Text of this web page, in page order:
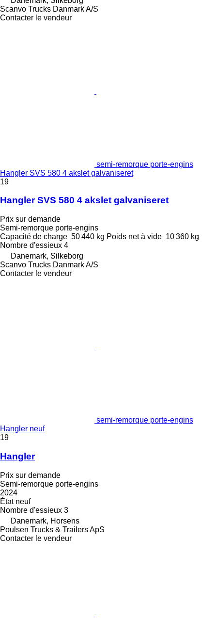
Scanvo Trucks Danmark A/S
Contacter le vendeur
semi-remorque porte-engins
Hangler SVS 580 4 akslet galvaniseret
19
Hangler SVS 580 4 akslet galvaniseret
Prix sur demande
Semi-remorque porte-engins
Capacité de charge 50 440 kg Poids net à vide 10 360 kg
Nombre d'essieux 4
Danemark, Silkeborg
Scanvo Trucks Danmark A/S
Contacter le vendeur
semi-remorque porte-engins
Hangler neuf
19
Hangler
Prix sur demande
Semi-remorque porte-engins
2024
Étatneuf
Nombre d'essieux 3
Danemark, Horsens
Poulsen Trucks & Trailers ApS
Contacter le vendeur